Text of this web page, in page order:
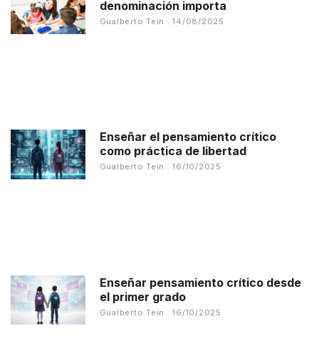
denominación importa
Gualberto Tein 14/08/2025
Enseñar el pensamiento crítico
como práctica de libertad
Gualberto Tein 16/10/2025
Enseñar pensamiento crítico desde
el primer grado
Gualberto Tein 16/10/2025